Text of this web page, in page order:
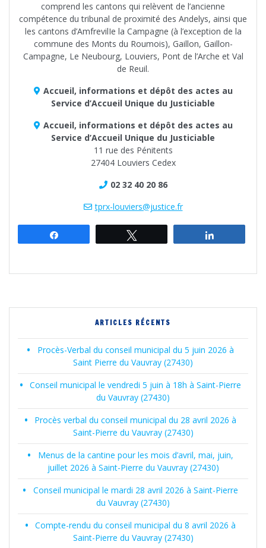
comprend les cantons qui relèvent de l’ancienne
compétence du tribunal de proximité des Andelys, ainsi que
les cantons d’AmfrevilIe la Campagne (à l’exception de la
commune des Monts du Roumois), Gaillon, Gaillon-
Campagne, Le Neubourg, Louviers, Pont de l’Arche et Val
de Reuil.
Accueil, informations et dépôt des actes au
Service d’Accueil Unique du Justiciable
Accueil, informations et dépôt des actes au
Service d’Accueil Unique du Justiciable
11 rue des Pénitents
27404 Louviers Cedex
02 32 40 20 86
tprx-louviers@justice.fr
ARTICLES RÉCENTS
Procès-Verbal du conseil municipal du 5 juin 2026 à
Saint Pierre du Vauvray (27430)
Conseil municipal le vendredi 5 juin à 18h à Saint-Pierre
du Vauvray (27430)
Procès verbal du conseil municipal du 28 avril 2026 à
Saint-Pierre du Vauvray (27430)
Menus de la cantine pour les mois d’avril, mai, juin,
juillet 2026 à Saint-Pierre du Vauvray (27430)
Conseil municipal le mardi 28 avril 2026 à Saint-Pierre
du Vauvray (27430)
Compte-rendu du conseil municipal du 8 avril 2026 à
Saint-Pierre du Vauvray (27430)